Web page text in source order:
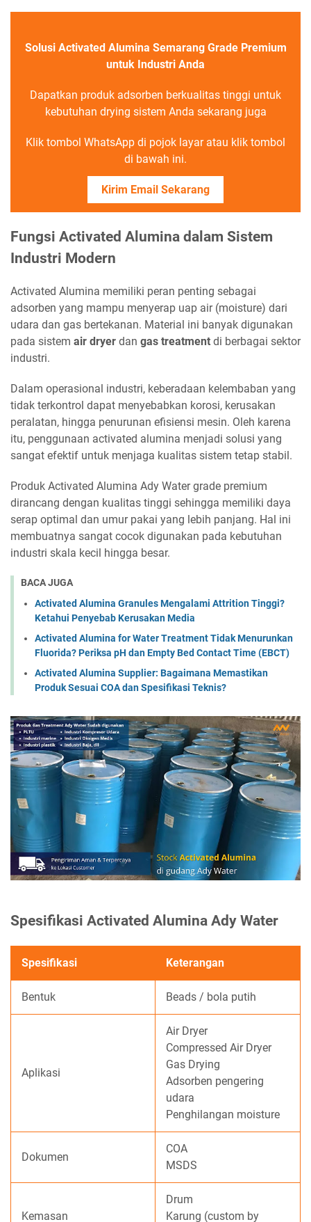
Solusi Activated Alumina Semarang Grade Premium
untuk Industri Anda
Dapatkan produk adsorben berkualitas tinggi untuk
kebutuhan drying sistem Anda sekarang juga
Klik tombol WhatsApp di pojok layar atau klik tombol
di bawah ini.
Kirim Email Sekarang
Fungsi Activated Alumina dalam Sistem
Industri Modern
Activated Alumina memiliki peran penting sebagai
adsorben yang mampu menyerap uap air (moisture) dari
udara dan gas bertekanan. Material ini banyak digunakan
pada sistem air dryer dan gas treatment di berbagai sektor
industri.
Dalam operasional industri, keberadaan kelembaban yang
tidak terkontrol dapat menyebabkan korosi, kerusakan
peralatan, hingga penurunan efisiensi mesin. Oleh karena
itu, penggunaan activated alumina menjadi solusi yang
sangat efektif untuk menjaga kualitas sistem tetap stabil.
Produk Activated Alumina Ady Water grade premium
dirancang dengan kualitas tinggi sehingga memiliki daya
serap optimal dan umur pakai yang lebih panjang. Hal ini
membuatnya sangat cocok digunakan pada kebutuhan
industri skala kecil hingga besar.
BACA JUGA
Activated Alumina Granules Mengalami Attrition Tinggi?
Ketahui Penyebab Kerusakan Media
Activated Alumina for Water Treatment Tidak Menurunkan
Fluorida? Periksa pH dan Empty Bed Contact Time (EBCT)
Activated Alumina Supplier: Bagaimana Memastikan
Produk Sesuai COA dan Spesifikasi Teknis?
Spesifikasi Activated Alumina Ady Water
Spesifikasi Keterangan
Bentuk Beads / bola putih
Aplikasi
Air Dryer
Compressed Air Dryer
Gas Drying
Adsorben pengering
udara
Penghilangan moisture
Dokumen
COA
MSDS
Kemasan
Drum
Karung (custom by